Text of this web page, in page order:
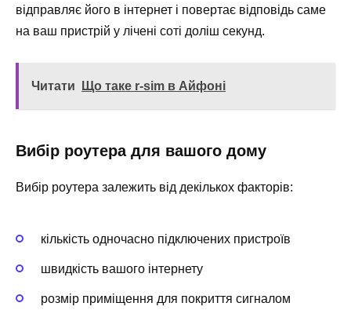
відправляє його в інтернет і повертає відповідь саме
на ваш пристрій у лічені соті доліш секунд.
Читати Що таке r-sim в Айфоні
Вибір роутера для вашого дому
Вибір роутера залежить від декількох факторів:
кількість одночасно підключених пристроїв
швидкість вашого інтернету
розмір приміщення для покриття сигналом